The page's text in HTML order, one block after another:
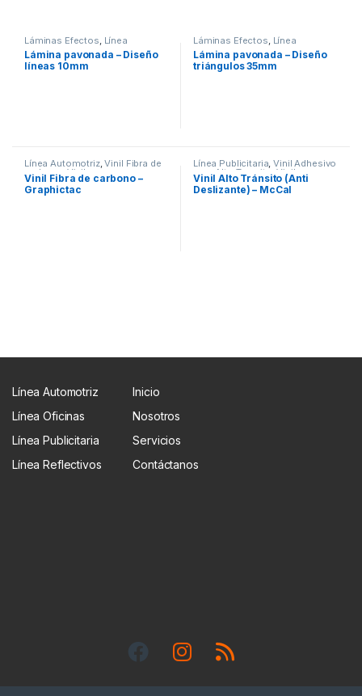
Láminas Efectos Línea
Oficinas Vinil Pavonado Viniles
Lámina pavonada – Diseño
líneas 10mm
Láminas Efectos Línea
Oficinas Vinil Pavonado Viniles
Lámina pavonada – Diseño
triángulos 35mm
Línea Automotriz,Vinil Fibra de
carbono Viniles
Vinil Fibra de carbono –
Graphictac
Línea Publicitaria,Vinil Adhesivo
para Alto Transito,Viniles
Vinil Alto Tránsito (Anti
Deslizante) – McCal
Línea Automotriz
Línea Oficinas
Línea Publicitaria
Línea Reflectivos
Inicio
Nosotros
Servicios
Contáctanos